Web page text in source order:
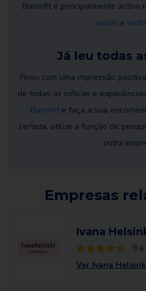
Boomfit é principalmente activo
saúde e
Já leu todas
Ficou com uma impressão
de todas as críticas e
Boomfite faça a sua
certeza, utilize a função de
outra
Empresas
Ivana
9
Ver Ivana